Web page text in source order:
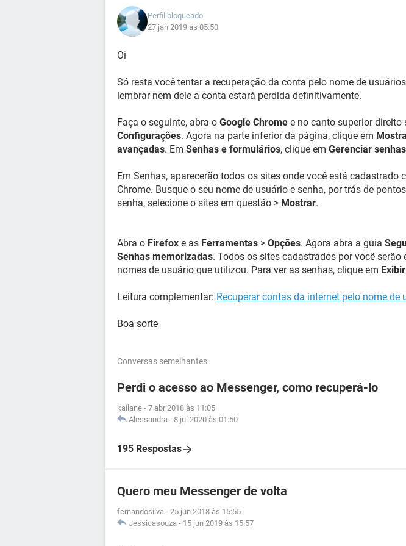
Perfil bloqueado
27 jan 2019 às 05:50
Oi
Só resta você tentar a recuperação da conta pelo nome de
lembrar nem dele a conta estará perdida definitivamente.
Faça o seguinte, abra o Google Chrome e no canto superior direito
Configurações. Agora na parte inferior da página, clique em
avançadas. Em Senhas e formulários, clique em Gerenciar
Em Senhas, aparecerão todos os sites onde você está cadastrado
Chrome. Busque o seu nome de usuário e senha, por trás de
senha, selecione o sites em questão > Mostrar.
Abra o Firefox e as Ferramentas > Opções. Agora abra a guia
Senhas memorizadas. Todos os sites cadastrados por você serão
nomes de usuário que utilizou. Para ver as senhas, clique em
Leitura complementar: Recuperar contas da internet pelo nome de
Boa sorte
Conversas semelhantes
Perdi o acesso ao Messenger, como recuperá-lo
kailane - 7 abr 2018 às 11:05
Alessandra - 8 jul 2020 às 01:50
195 Respostas
Quero meu Messenger de volta
fernandosilva - 25 jun 2018 às 15:55
Jessicasouza - 15 jun 2019 às 15:57